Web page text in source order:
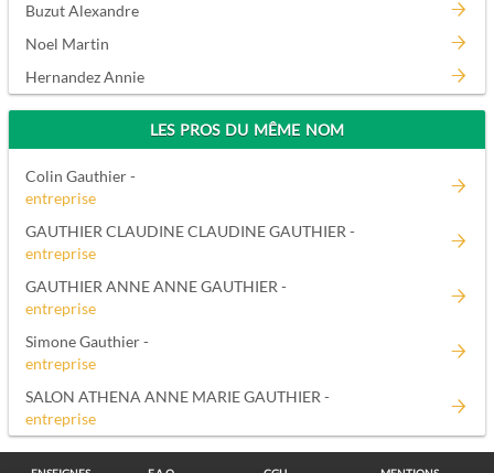
Buzut Alexandre
Noel Martin
Hernandez Annie
LES PROS DU MÊME NOM
Colin Gauthier -
entreprise
GAUTHIER CLAUDINE CLAUDINE GAUTHIER -
entreprise
GAUTHIER ANNE ANNE GAUTHIER -
entreprise
Simone Gauthier -
entreprise
SALON ATHENA ANNE MARIE GAUTHIER -
entreprise